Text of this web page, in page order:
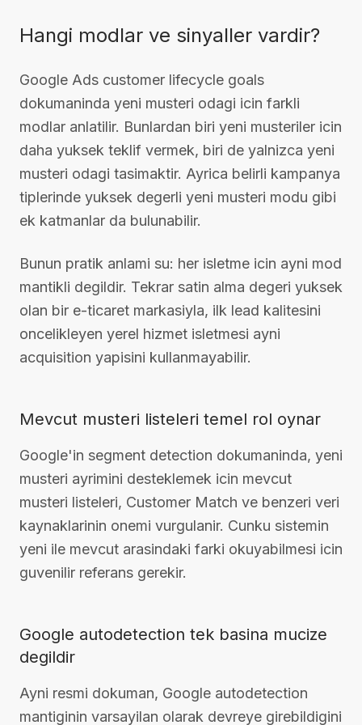
Hangi modlar ve sinyaller vardir?
Google Ads customer lifecycle goals
dokumaninda yeni musteri odagi icin farkli
modlar anlatilir. Bunlardan biri yeni musteriler icin
daha yuksek teklif vermek, biri de yalnizca yeni
musteri odagi tasimaktir. Ayrica belirli kampanya
tiplerinde yuksek degerli yeni musteri modu gibi
ek katmanlar da bulunabilir.
Bunun pratik anlami su: her isletme icin ayni mod
mantikli degildir. Tekrar satin alma degeri yuksek
olan bir e-ticaret markasiyla, ilk lead kalitesini
oncelikleyen yerel hizmet isletmesi ayni
acquisition yapisini kullanmayabilir.
Mevcut musteri listeleri temel rol oynar
Google'in segment detection dokumaninda, yeni
musteri ayrimini desteklemek icin mevcut
musteri listeleri, Customer Match ve benzeri veri
kaynaklarinin onemi vurgulanir. Cunku sistemin
yeni ile mevcut arasindaki farki okuyabilmesi icin
guvenilir referans gerekir.
Google autodetection tek basina mucize
degildir
Ayni resmi dokuman, Google autodetection
mantiginin varsayilan olarak devreye girebildigini